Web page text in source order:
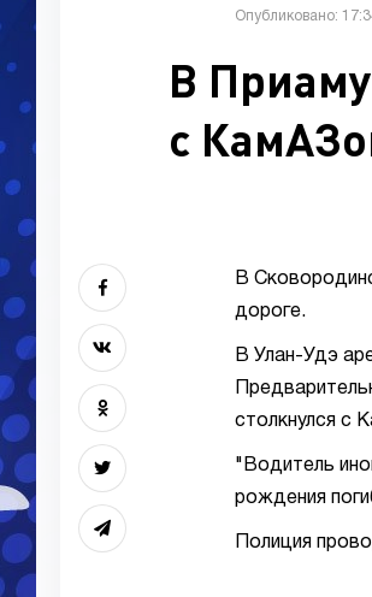
Опубликовано:
В
с
В
дороге.
В Улан-Удэ
столкнулся с
"Водитель
рождения
Полиция